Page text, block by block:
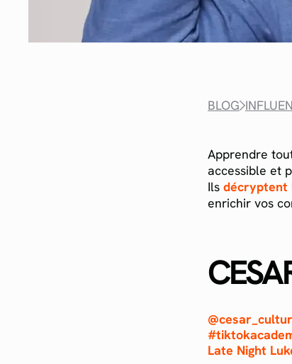
BLOG
Apprendre
accessible et
Ils décryptent
enrichir vos
Late Night